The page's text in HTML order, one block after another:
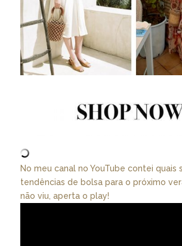
No meu canal no YouTube contei quais
tendências de bolsa para o próximo
não viu, aperta o play!